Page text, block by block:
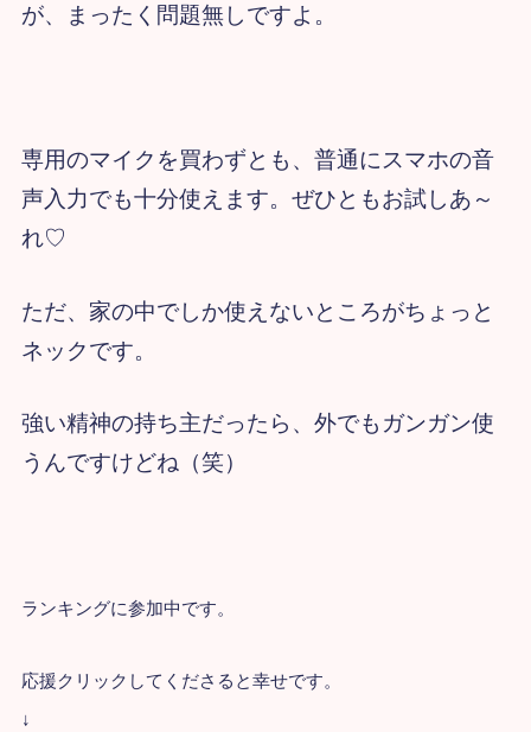
が、まったく問題無しですよ。
専用のマイクを買わずとも、普通にスマホの音
声入力でも十分使えます。ぜひともお試しあ～
れ♡
ただ、家の中でしか使えないところがちょっと
ネックです。
強い精神の持ち主だったら、外でもガンガン使
うんですけどね（笑）
ランキングに参加中です。
応援クリックしてくださると幸せです。
↓